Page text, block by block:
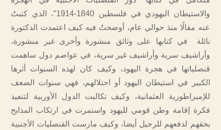
والاستيطان اليهودي في فلسطين 1840-1914″، الذي كتبتُ
عنه مقالًا منذ حوالي عام، أوضحتُ فيه كيف اعتمدت الدكتورة
نائلة في كتابها على وثائق منشورة وأخرى غير منشورة،
وأراشيف سرية وأراشيف غير سرية، في عواصم دول ساهمت
قنصلياتها في هجرة اليهود، وكيف كان لهذه السنوات أثرها
الكبير في استيطان اليهود أو احتلالهم، فهي سنوات الضعف
للإمبراطورية العثمانية، وكيف تكالبت الدول الأوربية لتنفيذ
فكرة إقامة وطن قومي لليهود واستمرت في ارتكاب المذابح
بحقهم لدفعهم للرحيل أيضا، وكيف مارست القنصليات الأجنبية